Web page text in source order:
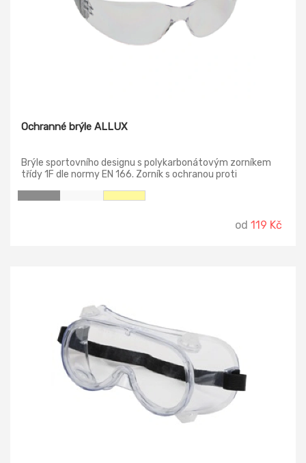
Ochranné brýle ALLUX
Brýle sportovního designu s polykarbonátovým zorníkem
třídy 1F dle normy EN 166. Zorník s ochranou proti
nízkou energií. Žlutý zorník s ochranným filtrem proti UV
od 119 Kč